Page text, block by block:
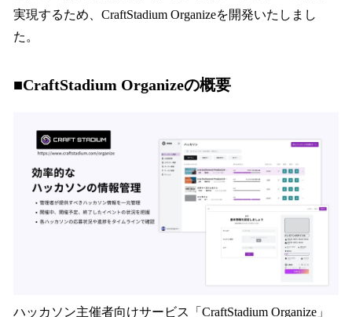
実現するため、CraftStadium Organizeを開発いたしまし
た。
■CraftStadium Organizeの概要
ハッカソン主催者向けサービス「CraftStadium Organize」